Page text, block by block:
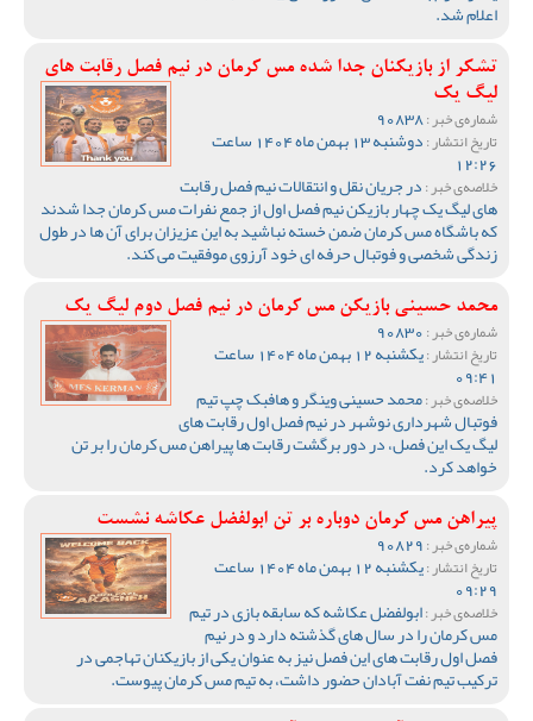
اعلام شد.
تشکر از بازیکنان جدا شده مس کرمان در نیم فصل رقابت های
لیگ یک
شماره‌ی خبر :
تاریخ انتشار : دوشنبه 13 بهمن ماه 1404 ساعت
12:26
خلاصه‌ی خبر :در جریان نقل و انتقالات نیم فصل رقابت
های لیگ یک چهار بازیکن نیم فصل اول از جمع نفرات مس کرمان جدا شدند
که باشگاه مس کرمان ضمن خسته نباشید به این عزیزان برای آن ها در طول
زندگی شخصی و فوتبال حرفه ای خود آرزوی موفقیت می کند.
محمد حسینی بازیکن مس کرمان در نیم فصل دوم لیگ یک
شماره‌ی خبر :
تاریخ انتشار : یکشنبه 12 بهمن ماه 1404 ساعت
09:41
خلاصه‌ی خبر :محمد حسینی وینگر و هافبک چپ تیم
فوتبال شهرداری نوشهر در نیم فصل اول رقابت های
لیگ یک این فصل، در دور برگشت رقابت ها پیراهن مس کرمان را بر تن
خواهد کرد.
پیراهن مس کرمان دوباره بر تن ابولفضل عکاشه نشست
شماره‌ی خبر :
تاریخ انتشار : یکشنبه 12 بهمن ماه 1404 ساعت
09:29
خلاصه‌ی خبر :ابولفضل عکاشه که سابقه بازی در تیم
مس کرمان را در سال های گذشته دارد و در نیم
فصل اول رقابت های این فصل نیز به عنوان یکی از بازیکنان تهاجمی در
ترکیب تیم نفت آبادان حضور داشت، به تیم مس کرمان پیوست.